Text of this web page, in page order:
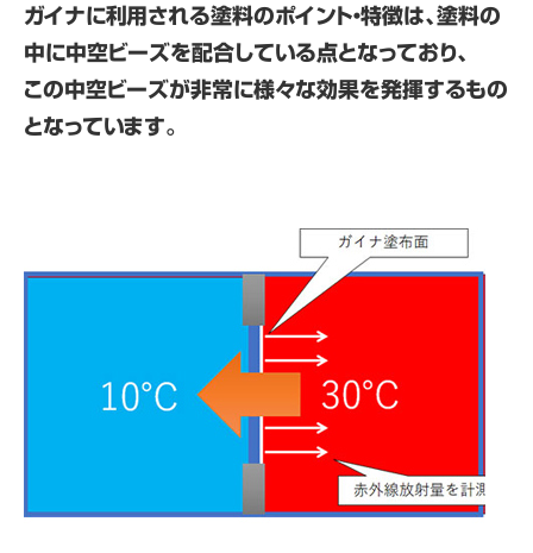
ガイナに利用される塗料のポイント・特徴は、塗料の
中に中空ビーズを配合している点となっており、
この中空ビーズが非常に様々な効果を発揮するもの
となっています。